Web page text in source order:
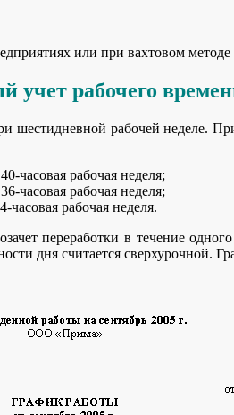
или при вахтовом методе
учет рабочего
шестидневной рабочей неделе.
часовая рабочая неделя;
часовая рабочая неделя;
часовая рабочая неделя.
переработки в течение
дня считается сверхурочной.